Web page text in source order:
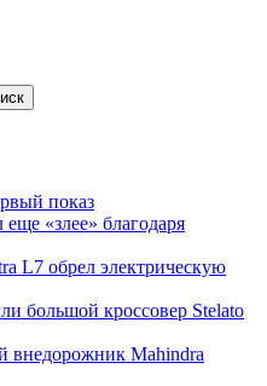
показ
«злее» благодаря
L7 обрел электрическую
большой кроссовер Stelato
внедорожник Mahindra